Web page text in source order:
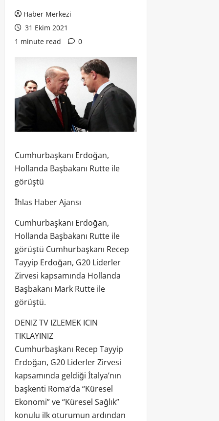
Haber Merkezi
31 Ekim 2021
1 minute read
0
Cumhurbaşkanı Erdoğan,
Hollanda Başbakanı Rutte ile
görüştü
İhlas Haber Ajansı
Cumhurbaşkanı Erdoğan,
Hollanda Başbakanı Rutte ile
görüştü Cumhurbaşkanı Recep
Tayyip Erdoğan, G20 Liderler
Zirvesi kapsamında Hollanda
Başbakanı Mark Rutte ile
görüştü.
DENIZ TV IZLEMEK ICIN
TIKLAYINIZ
Cumhurbaşkanı Recep Tayyip
Erdoğan, G20 Liderler Zirvesi
kapsamında geldiği İtalya’nın
başkenti Roma’da “Küresel
Ekonomi” ve “Küresel Sağlık”
konulu ilk oturumun ardından